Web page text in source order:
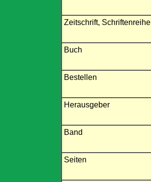
Zeitschrift, Schriftenreihe
Buch
Bestellen
Herausgeber
Band
Seiten